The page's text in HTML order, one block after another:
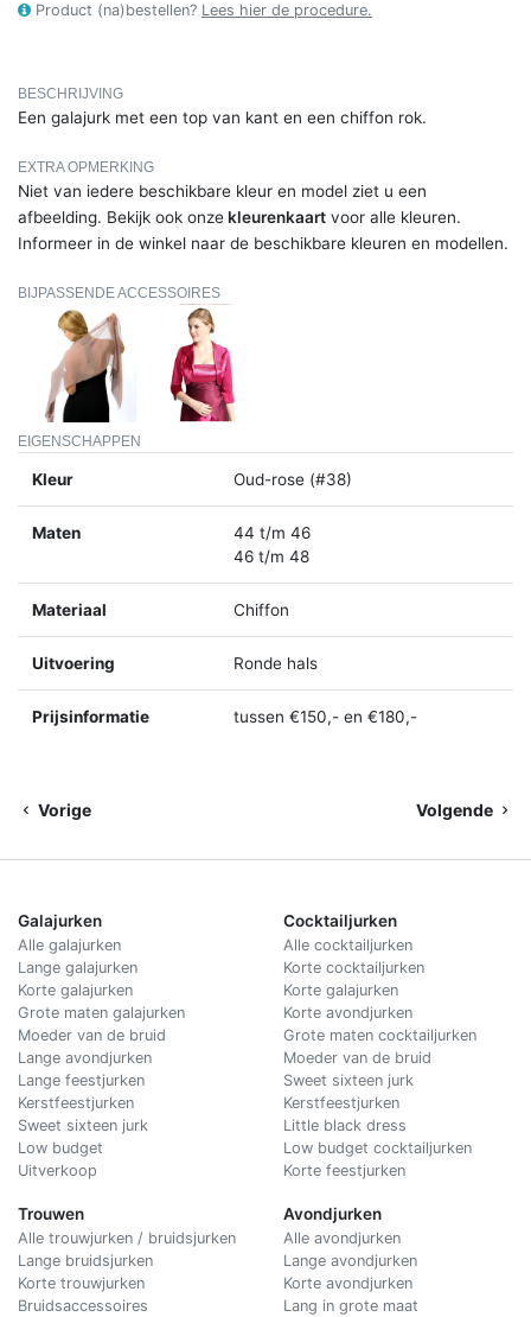
Product (na)bestellen? Lees hier de procedure.
BESCHRIJVING
Een galajurk met een top van kant en een chiffon rok.
EXTRA OPMERKING
Niet van iedere beschikbare kleur en model ziet u een
afbeelding. Bekijk ook onzekleurenkaart voor alle kleuren.
Informeer in de winkel naar de beschikbare kleuren en modellen.
BIJPASSENDE ACCESSOIRES
EIGENSCHAPPEN
Kleur Oud-rose (#38)
Maten
44 t/m 46
46 t/m 48
Materiaal Chiffon
Uitvoering Ronde hals
Prijsinformatie tussen €150,- en €180,-
Vorige Volgende
Galajurken
Alle galajurken
Lange galajurken
Korte galajurken
Grote maten galajurken
Moeder van de bruid
Lange avondjurken
Lange feestjurken
Kerstfeestjurken
Sweet sixteen jurk
Low budget
Uitverkoop
Trouwen
Alle trouwjurken / bruidsjurken
Lange bruidsjurken
Korte trouwjurken
Bruidsaccessoires
Cocktailjurken
Alle cocktailjurken
Korte cocktailjurken
Korte galajurken
Korte avondjurken
Grote maten cocktailjurken
Moeder van de bruid
Sweet sixteen jurk
Kerstfeestjurken
Little black dress
Low budget cocktailjurken
Korte feestjurken
Avondjurken
Alle avondjurken
Lange avondjurken
Korte avondjurken
Lang in grote maat